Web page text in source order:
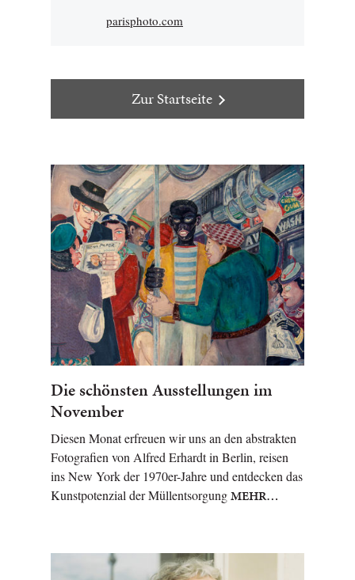
parisphoto.com
Zur Startseite
Die schönsten Ausstellungen im
November
Diesen Monat erfreuen wir uns an den abstrakten
Fotografien von Alfred Erhardt in Berlin, reisen
ins New York der 1970er-Jahre und entdecken das
Kunstpotenzial der MüllentsorgungMEHR…